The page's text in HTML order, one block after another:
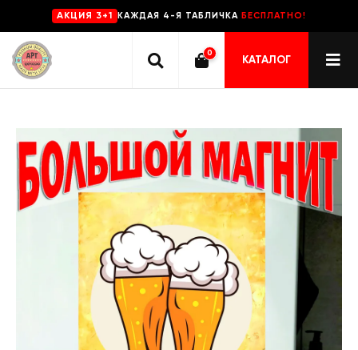
AKЦИЯ 3+1 КАЖДАЯ 4-Я ТАБЛИЧКА БЕСПЛАТНО!
0
КАТАЛОГ